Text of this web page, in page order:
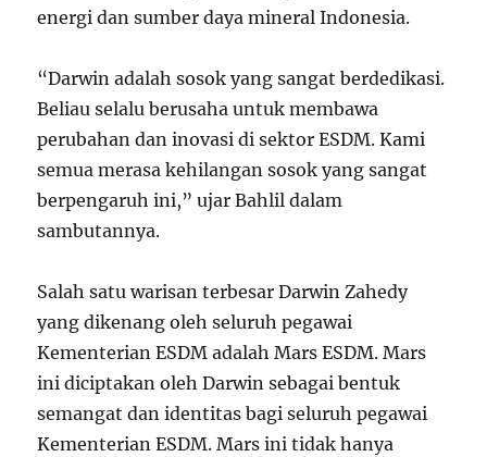
energi dan sumber daya mineral Indonesia.
“Darwin adalah sosok yang sangat berdedikasi.
Beliau selalu berusaha untuk membawa
perubahan dan inovasi di sektor ESDM. Kami
semua merasa kehilangan sosok yang sangat
berpengaruh ini,” ujar Bahlil dalam
sambutannya.
Salah satu warisan terbesar Darwin Zahedy
yang dikenang oleh seluruh pegawai
Kementerian ESDM adalah Mars ESDM. Mars
ini diciptakan oleh Darwin sebagai bentuk
semangat dan identitas bagi seluruh pegawai
Kementerian ESDM. Mars ini tidak hanya